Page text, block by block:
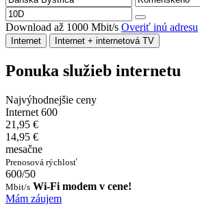
Download až 1000 Mbit/s Overiť inú adresu
Internet Internet + internetová TV
Ponuka služieb internetu
Najvýhodnejšie ceny
Internet 600
21,95 €
14,95 €
mesačne
Prenosová rýchlosť
600/50
Mbit/s Wi-Fi modem v cene!
Mám záujem